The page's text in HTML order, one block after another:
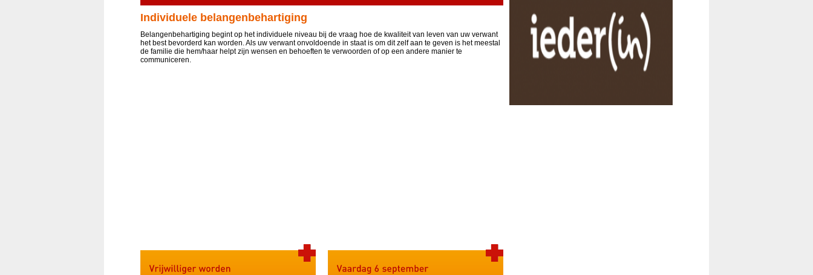
Individuele belangenbehartiging
Belangenbehartiging begint op het individuele niveau bij de vraag hoe de kwaliteit van leven van uw verwant
het best bevorderd kan worden. Als uw verwant onvoldoende in staat is om dit zelf aan te geven is het meestal
de familie die hem/haar helpt zijn wensen en behoeften te verwoorden of op een andere manier te
communiceren.